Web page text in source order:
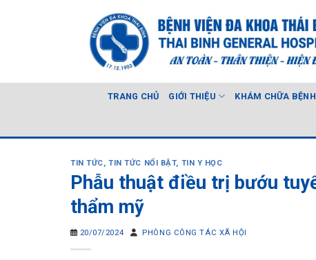
TRANG CHỦ GIỚI THIỆU KHÁM CHỮA BỆNH
TIN TỨC,TIN TỨC NỔI BẬT, TIN Y HỌC
Phẫu thuật điều trị bướu
thẩm mỹ
20/07/2024 PHÒNG CÔNG TÁC XÃ HỘI